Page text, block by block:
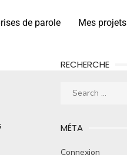
de parole Mes projets
RECHERCHE
MÉTA
Connexion